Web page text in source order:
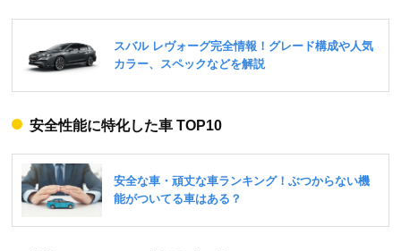
安全性能に特化した車 TOP10